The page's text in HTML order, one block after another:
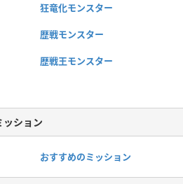
狂竜化モンスター
歴戦モンスター
歴戦王モンスター
ッション
おすすめのミッション